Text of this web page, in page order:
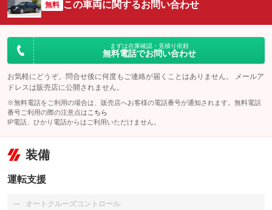
無料 この車両に関するお問い合わせ
まずは在庫確認・見積り依頼
無料電話でお問い合わせ
お気軽にどうぞ。問合せ後に何度もご連絡が届くことはありません。 メールア
ドレスは販売店に公開されません。
※無料電話をご利用の場合は、販売店へお客様の電話番号が通知されます。無料電話
番号ご利用の際の注意点は こちら
IP電話、ひかり電話からはご利用いただけません。
装備
運転支援
オートクルーズコントロール
：装備なし